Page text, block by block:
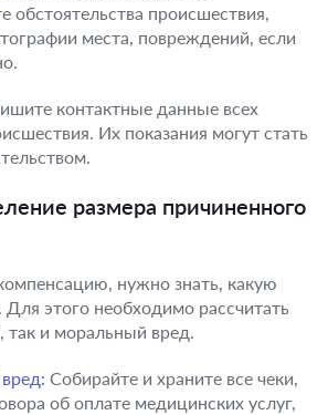
обстоятельства происшествия,
места, повреждений, если
контактные данные всех
Их показания могут стать
размера причиненного
нужно знать, какую
этого необходимо рассчитать
так и моральный вред.
Собирайте и храните все чеки,
об оплате медицинских услуг,